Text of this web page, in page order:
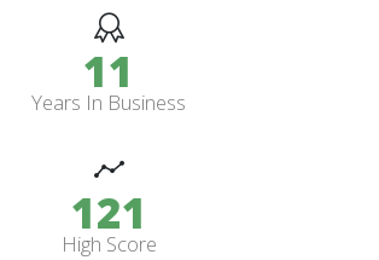
13
Years In Business
145
High Score